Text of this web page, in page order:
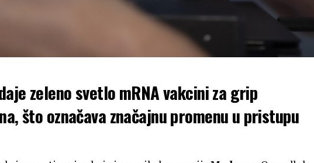
zeleno svetlo mRNA vakcini za grip
što označava značajnu promenu u pristupu